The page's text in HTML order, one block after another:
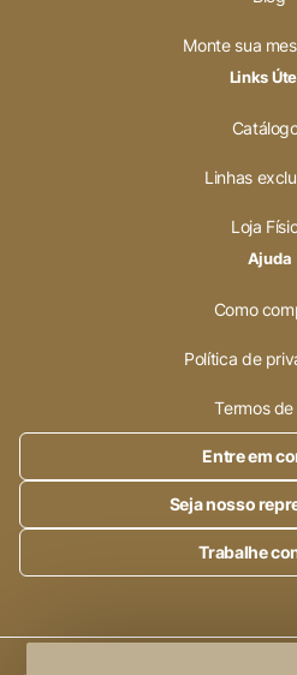
Monte sua
Links
Linhas
Loja
Ajuda
Como
Política de
Termos de
Entre em
Seja nosso
Trabalhe